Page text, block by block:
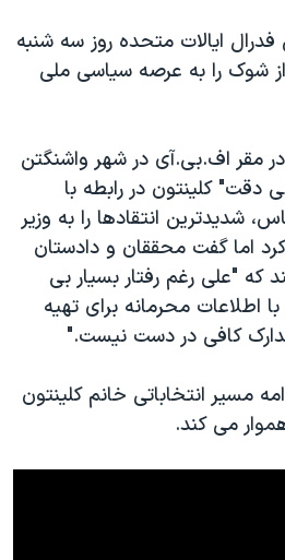
ایران
نوبل صلح
«سی‌پک»
ایالات متحده روز سه شنبه
شوک را به عرصه سیاسی ملی
مقر اف.بی.آی در شهر واشنگتن
دقت" کلینتون در رابطه با
شدیدترین انتقادها را به وزیر
اما گفت محققان و دادستان
که "علی رغم رفتار بسیار بی
اطلاعات محرمانه برای تهیه
کافی در دست نیست."
مسیر انتخاباتی خانم کلینتون
می کند.